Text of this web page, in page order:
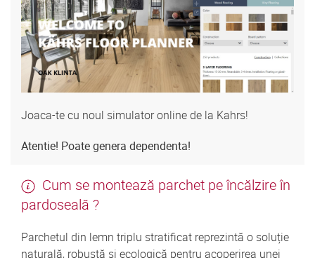
Joaca-te cu noul simulator online de la Kahrs!
Atentie! Poate genera dependenta!
Cum se montează parchet pe încălzire în
pardoseală ?
Parchetul din lemn triplu stratificat reprezintă o soluție
naturală, robustă și ecologică pentru acoperirea unei